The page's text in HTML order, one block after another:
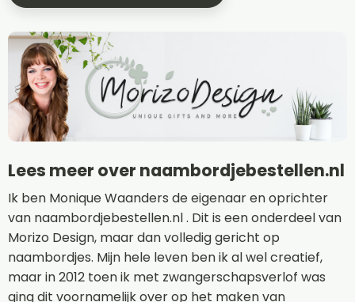
Lees meer over naambordjebestellen.nl
Ik ben Monique Waanders de eigenaar en oprichter
van naambordjebestellen.nl . Dit is een onderdeel van
Morizo Design, maar dan volledig gericht op
naambordjes. Mijn hele leven ben ik al wel creatief,
maar in 2012 toen ik met zwangerschapsverlof was
ging dit voornamelijk over op het maken van